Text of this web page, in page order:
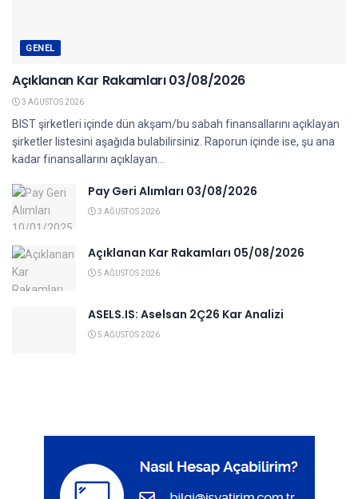
GENEL
Açıklanan Kar Rakamları 03/08/2026
3 AĞUSTOS 2026
BIST şirketleri içinde dün akşam/bu sabah finansallarını açıklayan
şirketler listesini aşağıda bulabilirsiniz. Raporun içinde ise, şu ana
kadar finansallarını açıklayan...
Pay Geri Alımları 03/08/2026
3 AĞUSTOS 2026
Açıklanan Kar Rakamları 05/08/2026
5 AĞUSTOS 2026
ASELS.IS: Aselsan 2Ç26 Kar Analizi
5 AĞUSTOS 2026